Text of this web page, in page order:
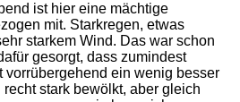
ist hier eine mächtige
mit. Starkregen, etwas
starkem Wind. Das war schon
gesorgt, dass zumindest
vorrübergehend ein wenig besser
stark bewölkt, aber gleich